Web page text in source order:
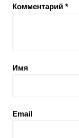
Комментарий *
Имя
Email